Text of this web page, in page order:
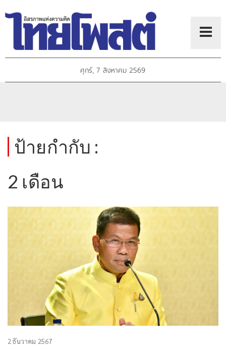
ศุกร์, 7 สิงหาคม 2569
ป้ายกำกับ :
2 เดือน
2 ธันวาคม 2567